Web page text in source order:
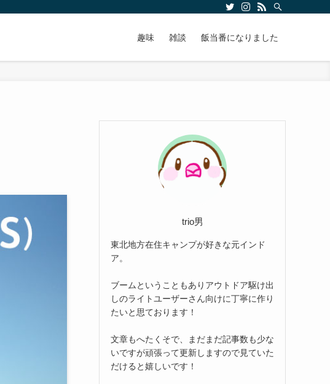
趣味 雑談 飯当番になりました
trio男
東北地方在住キャンプが好きな元インド
ア。
ブームということもありアウトドア駆け出
しのライトユーザーさん向けに丁寧に作り
たいと思ております！
文章もへたくそで、まだまだ記事数も少な
いですが頑張って更新しますので見ていた
だけると嬉しいです！